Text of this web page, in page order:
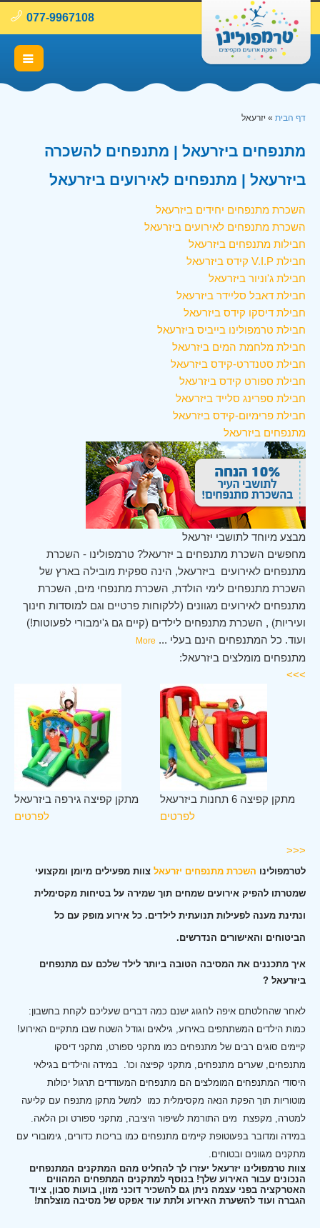
077-9967108
דף הבית » יזרעאל
מתנפחים ביזרעאל | מתנפחים להשכרה
ביזרעאל | מתנפחים לאירועים ביזרעאל
השכרת מתנפחים יחידים ביזרעאל
השכרת מתנפחים לאירועים ביזרעאל
חבילות מתנפחים ביזרעאל
חבילת V.I.P קידס ביזרעאל
חבילת ג'וניור ביזרעאל
חבילת דאבל סליידר ביזרעאל
חבילת דיסקו קידס ביזרעאל
חבילת טרמפולינו בייביס ביזרעאל
חבילת מלחמת המים ביזרעאל
חבילת סטנדרט-קידס ביזרעאל
חבילת ספורט קידס ביזרעאל
חבילת ספרינג סלייד ביזרעאל
חבילת פרימיום-קידס ביזרעאל
מתנפחים ביזרעאל
מבצע מיוחד לתושבי יזרעאל
מחפשים השכרת מתנפחים ב יזרעאל? טרמפולינו - השכרת
מתנפחים לאירועים ביזרעאל, הינה ספקית מובילה בארץ של
השכרת מתנפחים לימי הולדת, השכרת מתנפחי מים, השכרת
מתנפחים לאירועים מגוונים (ללקוחות פרטיים וגם למוסדות חינוך
ועיריות) , השכרת מתנפחים לילדים (קיים גם ג'ימבורי לפעוטות!)
ועוד. כל המתנפחים הינם בעלי ...
More
מתנפחים מומלצים ביזרעאל:
>>>
מתקן קפיצה גירפה ביזרעאל
לפרטים
מתקן קפיצה 6 תחנות ביזרעאל
לפרטים
<<<
לטרמפולינו השכרת מתנפחים יזרעאל צוות מפעילים מיומן ומקצועי
שמטרתו להפיק אירועים שמחים תוך שמירה על בטיחות מקסימלית
ונתינת מענה לפעילות תנועתית לילדים. כל אירוע מופק עם כל
הביטוחים והאישורים הנדרשים.
איך מתכננים את המסיבה הטובה ביותר לילד שלכם עם מתנפחים
ביזרעאל ?
לאחר שהחלטתם איפה לחגוג ישנם כמה דברים שעליכם לקחת בחשבון:
כמות הילדים המשתתפים באירוע, גילאים וגודל השטח שבו מתקיים האירוע!
קיימים סוגים רבים של מתנפחים כמו מתקני ספורט, מתקני דיסקו
מתנפחים, שערים מתנפחים, מתקני קפיצה וכו'. במידה והילדים בגילאי
היסודי המתנפחים המומלצים הם מתנפחים המעודדים תרגול יכולות
מוטוריות תוך הפקת הנאה מקסימלית כמו למשל מתקן מתנפח עם קליעה
למטרה, מקפצת מים התורמת לשיפור היציבה, מתקני ספורט וכן הלאה.
במידה ומדובר בפעוטופת קיימים מתנפחים כמו בריכות כדורים, גימובורי עם
מתקנים מגוונים ובטוחים.
צוות טרמפולינו יזרעאל יעזרו לך להחליט מהם המתקנים המתנפחים
הנכונים עבור האירוע שלך! בנוסף למתקנים המתפחים המהווים
האטרקציה בפני עצמה ניתן גם להשכיר דוכני מזון, בועות סבון, ציוד
הגברה ועוד להשערת האירוע ולתת עוד אפקט של מסיבה מוצלחת!